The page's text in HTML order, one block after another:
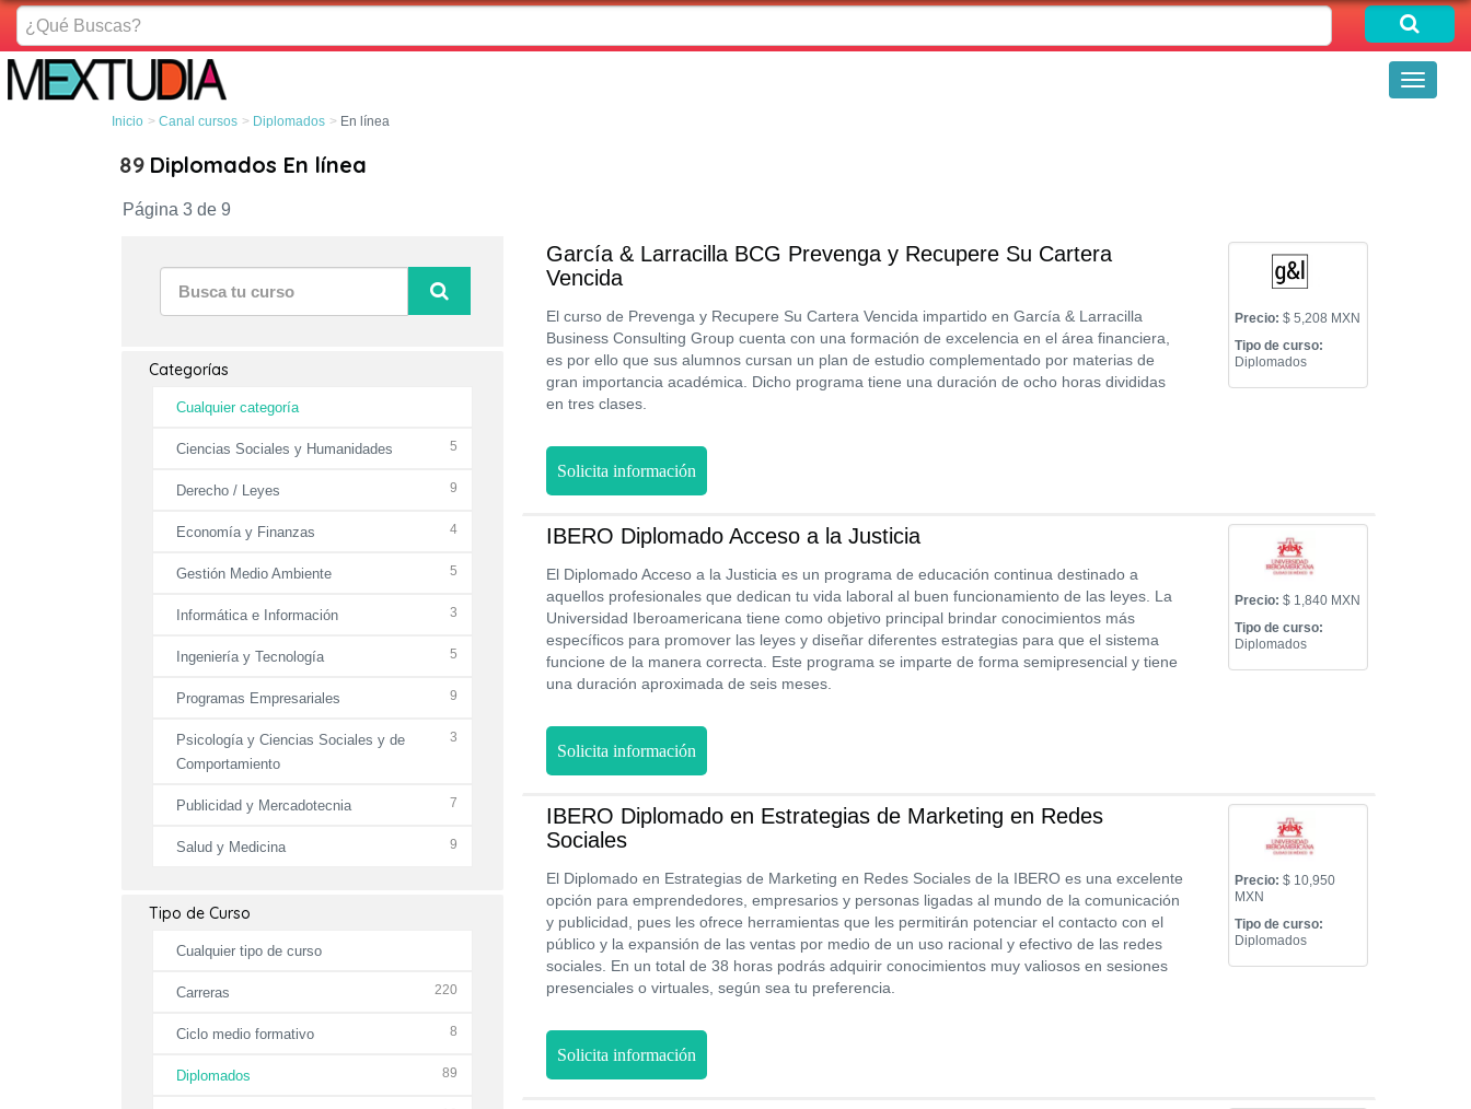
¿Qué
Buscas?
Toggle
Inicio Canal cursos Diplomados En línea
89 Diplomados En línea
Página 3 de 9
Categorías
Cualquier categoría
Ciencias Sociales y Humanidades 5
Derecho / Leyes 9
Economía y Finanzas 4
Gestión Medio Ambiente 5
Informática e Información 3
Ingeniería y Tecnología 5
Programas Empresariales 9
Psicología y Ciencias Sociales y de
Comportamiento
3
Publicidad y Mercadotecnia 7
Salud y Medicina 9
Tipo de Curso
Cualquier tipo de curso
Carreras 220
Ciclo medio formativo 8
Diplomados 89
García & Larracilla BCG Prevenga y Recupere Su Cartera
Vencida
El curso de Prevenga y Recupere Su Cartera Vencida impartido en García & Larracilla
Business Consulting Group cuenta con una formación de excelencia en el área financiera,
es por ello que sus alumnos cursan un plan de estudio complementado por materias de
gran importancia académica. Dicho programa tiene una duración de ocho horas divididas
en tres clases.
Precio: $ 5,208 MXN
Tipo de curso:
Diplomados
Solicita información
IBERO Diplomado Acceso a la Justicia
El Diplomado Acceso a la Justicia es un programa de educación continua destinado a
aquellos profesionales que dedican tu vida laboral al buen funcionamiento de las leyes. La
Universidad Iberoamericana tiene como objetivo principal brindar conocimientos más
específicos para promover las leyes y diseñar diferentes estrategias para que el sistema
funcione de la manera correcta. Este programa se imparte de forma semipresencial y tiene
una duración aproximada de seis meses.
Precio: $ 1,840 MXN
Tipo de curso:
Diplomados
Solicita información
IBERO Diplomado en Estrategias de Marketing en Redes
Sociales
El Diplomado en Estrategias de Marketing en Redes Sociales de la IBERO es una excelente
opción para emprendedores, empresarios y personas ligadas al mundo de la comunicación
y publicidad, pues les ofrece herramientas que les permitirán potenciar el contacto con el
público y la expansión de las ventas por medio de un uso racional y efectivo de las redes
sociales. En un total de 38 horas podrás adquirir conocimientos muy valiosos en sesiones
presenciales o virtuales, según sea tu preferencia.
Precio: $ 10,950
MXN
Tipo de curso:
Diplomados
Solicita información